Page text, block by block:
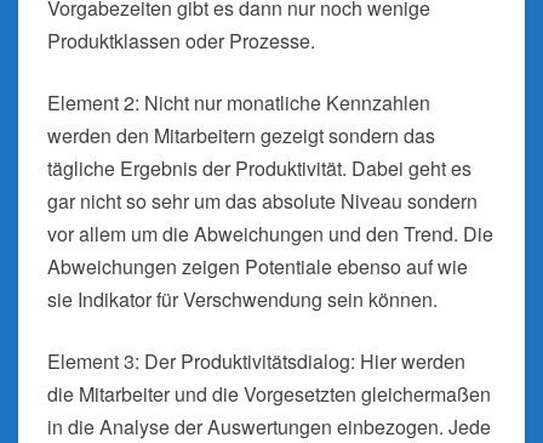
Vorgabezeiten gibt es dann nur noch wenige
Produktklassen oder Prozesse.
Element 2: Nicht nur monatliche Kennzahlen
werden den Mitarbeitern gezeigt sondern das
tägliche Ergebnis der Produktivität. Dabei geht es
gar nicht so sehr um das absolute Niveau sondern
vor allem um die Abweichungen und den Trend. Die
Abweichungen zeigen Potentiale ebenso auf wie
sie Indikator für Verschwendung sein können.
Element 3: Der Produktivitätsdialog: Hier werden
die Mitarbeiter und die Vorgesetzten gleichermaßen
in die Analyse der Auswertungen einbezogen. Jede